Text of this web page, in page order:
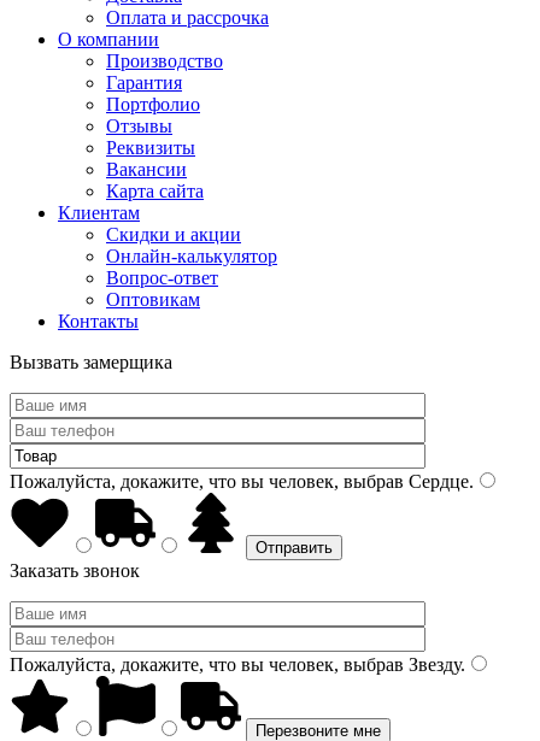
Оплата и рассрочка
О компании
Производство
Гарантия
Портфолио
Отзывы
Реквизиты
Вакансии
Карта сайта
Клиентам
Скидки и акции
Онлайн-калькулятор
Вопрос-ответ
Оптовикам
Контакты
Вызвать замерщика
Пожалуйста, докажите, что вы человек, выбрав Сердце.
Заказать звонок
Пожалуйста, докажите, что вы человек, выбрав Звезду.